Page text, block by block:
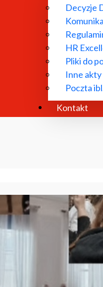
Decyzje
HR
Pliki do
Inne
Poczta
Kontakt